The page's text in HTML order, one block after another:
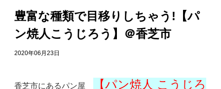
豊富な種類で目移りしちゃう!【パ
ン焼人こうじろう】＠香芝市
2020年06月23日
香芝市にあるパン屋
【パン焼人 こうじろ